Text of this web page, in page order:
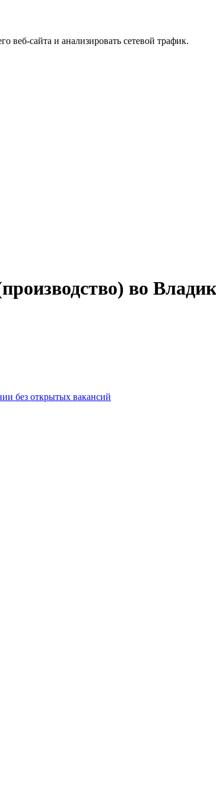
сайта и анализировать сетевой трафик.
во
без открытых вакансий